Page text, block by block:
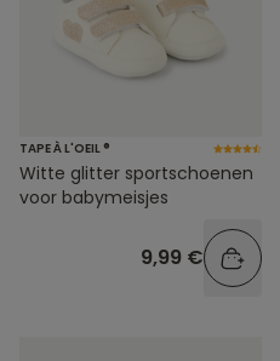
TAPE À L'OEIL ®
Witte glitter sportschoenen
voor babymeisjes
9,99 €